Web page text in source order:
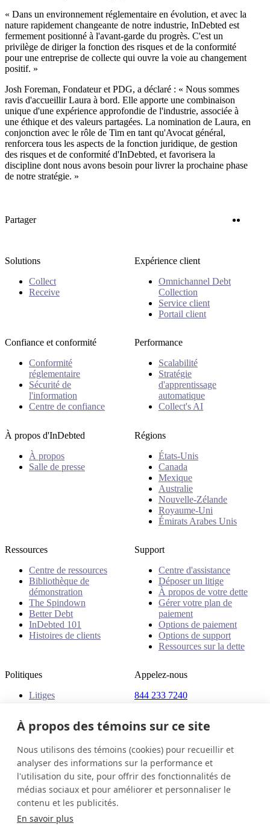
« Dans un environnement réglementaire en évolution, et avec la
nature rapidement changeante de notre industrie, InDebted est
fermement positionné à l'avant-garde du progrès. C'est un
privilège de diriger la fonction des risques et de la conformité
pour une entreprise de collecte qui ouvre la voie au changement
positif. »
Josh Foreman, Fondateur et PDG, a déclaré : « Nous sommes
ravis d'accueillir Laura à bord. Elle apporte une combinaison
unique d'une expérience approfondie de l'industrie, associée à
une éthique et des valeurs partagées. La nomination de Laura, en
conjonction avec le rôle de Tim en tant qu'Avocat général,
renforcera tous les aspects de la fonction juridique, de gestion
des risques et de conformité d'InDebted, et favorisera la
discipline dont nous avons besoin pour livrer la prochaine phase
de notre stratégie. »
Partager
Solutions
Collect
Receive
Expérience client
Omnichannel Debt
Collection
Service client
Portail client
Confiance et conformité
Conformité
réglementaire
Sécurité de
l'information
Centre de confiance
Performance
Scalabilité
Stratégie
d'apprentissage
automatique
Collect's AI
À propos d'InDebted
À propos
Salle de presse
Régions
États-Unis
Canada
Mexique
Australie
Nouvelle-Zélande
Royaume-Uni
Émirats Arabes Unis
Ressources
Centre de ressources
Bibliothèque de
démonstration
The Spindown
Better Debt
InDebted 101
Histoires de clients
Support
Centre d'assistance
Déposer un litige
À propos de votre dette
Gérer votre plan de
paiement
Options de paiement
Options de support
Ressources sur la dette
Politiques
Litiges
Appelez-nous
844 233 7240
1400
Toronto, ON, M5C 1C4
Canada
Canada (Français)
Contactez-nous
© 2026 InDebted Holdings Pty Ltd
À propos des témoins sur ce site
Nous utilisons des témoins (cookies) pour recueillir et
analyser des informations sur la performance et
l'utilisation du site, pour offrir des fonctionnalités de
médias sociaux et pour améliorer et personnaliser le
contenu et les publicités.
En savoir plus